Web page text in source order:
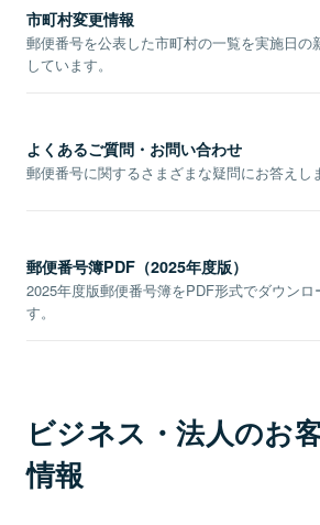
市町村変更情報
郵便番号を公表した市町村の一覧を実施日の
しています。
よくあるご質問・お問い合わせ
郵便番号に関するさまざまな疑問にお答えし
郵便番号簿PDF（2025年度版）
2025年度版郵便番号簿をPDF形式でダウンロ
す。
ビジネス・法人のお
情報